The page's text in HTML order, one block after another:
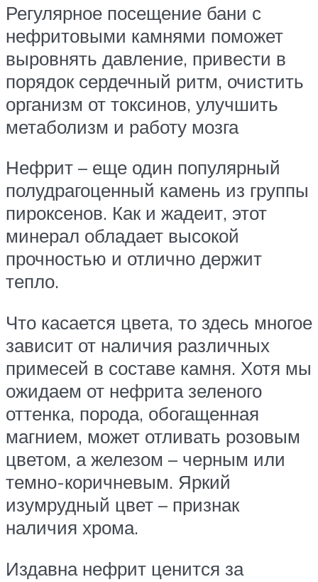
Регулярное посещение бани с
нефритовыми камнями поможет
выровнять давление, привести в
порядок сердечный ритм, очистить
организм от токсинов, улучшить
метаболизм и работу мозга
Нефрит – еще один популярный
полудрагоценный камень из группы
пироксенов. Как и жадеит, этот
минерал обладает высокой
прочностью и отлично держит
тепло.
Что касается цвета, то здесь многое
зависит от наличия различных
примесей в составе камня. Хотя мы
ожидаем от нефрита зеленого
оттенка, порода, обогащенная
магнием, может отливать розовым
цветом, а железом – черным или
темно-коричневым. Яркий
изумрудный цвет – признак
наличия хрома.
Издавна нефрит ценится за